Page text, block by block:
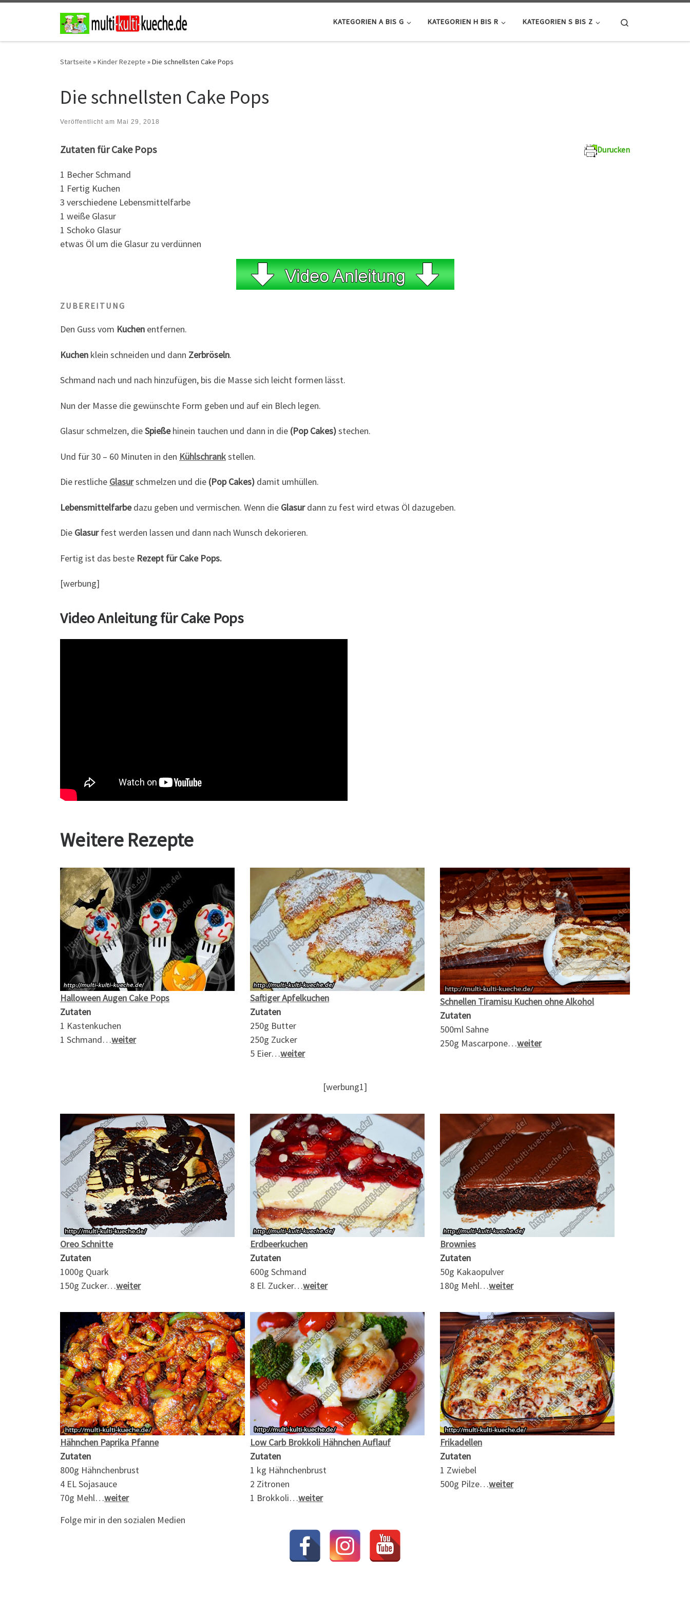
Zum Inhalt springen
KATEGORIEN A BIS G KATEGORIEN H BIS R KATEGORIEN S BIS Z
Startseite »Kinder Rezepte »Die schnellsten Cake Pops
Die schnellsten Cake Pops
Veröffentlicht am Mai 29, 2018
Durucken
Zutaten für Cake Pops
1 Becher Schmand
1 Fertig Kuchen
3 verschiedene Lebensmittelfarbe
1 weiße Glasur
1 Schoko Glasur
etwas Öl um die Glasur zu verdünnen
ZUBEREITUNG
Den Guss vom Kuchen entfernen.
Kuchen klein schneiden und dann Zerbröseln.
Schmand nach und nach hinzufügen, bis die Masse sich leicht formen lässt.
Nun der Masse die gewünschte Form geben und auf ein Blech legen.
Glasur schmelzen, dieSpießehinein tauchen und dann in die (Pop Cakes)stechen.
Und für 30 – 60 Minuten in den Kühlschrankstellen.
Die restliche Glasurschmelzen und die (Pop Cakes) damit umhüllen.
Lebensmittelfarbedazu geben und vermischen. Wenn die Glasurdann zu fest wird etwas Öl dazugeben.
Die Glasurfest werden lassen und dann nach Wunsch dekorieren.
Fertig ist das beste Rezept für Cake Pops.
[werbung]
Video Anleitung für Cake Pops
Weitere Rezepte
Halloween Augen Cake Pops
Zutaten
1 Kastenkuchen
1 Schmand…weiter
Saftiger Apfelkuchen
Zutaten
250g Butter
250g Zucker
5 Eier…weiter
Schnellen Tiramisu Kuchen ohne Alkohol
Zutaten
500ml Sahne
250g Mascarpone…weiter
[werbung1]
Oreo Schnitte
Zutaten
1000g Quark
150g Zucker…weiter
Erdbeerkuchen
Zutaten
600g Schmand
8 El. Zucker…weiter
Brownies
Zutaten
50g Kakaopulver
180g Mehl…weiter
Hähnchen Paprika Pfanne
Zutaten
800g Hähnchenbrust
4 EL Sojasauce
70g Mehl…weiter
Low Carb Brokkoli Hähnchen Auflauf
Zutaten
1 kg Hähnchenbrust
2 Zitronen
1 Brokkoli…weiter
Frikadellen
Zutaten
1 Zwiebel
500g Pilze…weiter
Folge mir in den sozialen Medien